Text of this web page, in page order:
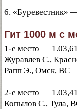
6. «Буревестник»
Гит 1000 м с
1-е место — 1.03,61
Журавлев С.,
Рапп Э., Омск, ВС
2-е место —
Копылов С., Тула,